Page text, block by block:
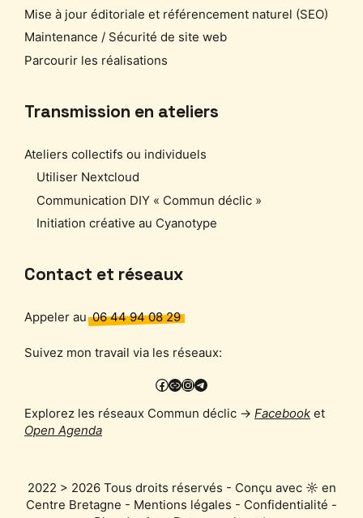
Mise à jour éditoriale et référencement naturel (SEO)
Maintenance / Sécurité de site web
Parcourir les réalisations
Transmission en ateliers
Ateliers collectifs ou individuels
Utiliser Nextcloud
Communication DIY « Commun déclic »
Initiation créative au Cyanotype
Contact et réseaux
Appeler au06 44 94 08 29
Suivez mon travail via les réseaux:
Facebook
PixelFed
Instagram
Telegram
Explorez les réseaux Commun déclic → Facebook et
Open Agenda
2022 > 2026 Tous droits réservés - Conçu avec ☼ en
Centre Bretagne - Mentions légales - Confidentialité -